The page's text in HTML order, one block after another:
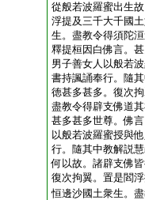
從般若波羅蜜出生
浮提及三千大千國
生。盡教令得須陀
釋提桓因白佛言。
男子善女人以般若
書持諷誦奉行。隨
徳甚多甚多。復次
盡教令得辟支佛道
甚多甚多世尊。佛
以般若波羅蜜授與
行。隨其中教解説
何以故。諸辟支佛
復次拘翼。置是閻
恒邊沙國土衆生。